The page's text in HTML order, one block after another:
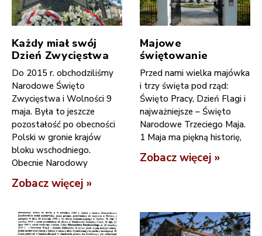
Każdy miał swój
Dzień Zwycięstwa
Do 2015 r. obchodziliśmy
Narodowe Święto
Zwycięstwa i Wolności 9
maja. Była to jeszcze
pozostałość po obecności
Polski w gronie krajów
bloku wschodniego.
Obecnie Narodowy
Zobacz więcej »
Majowe
świętowanie
Przed nami wielka majówka
i trzy święta pod rząd:
Święto Pracy, Dzień Flagi i
najważniejsze – Święto
Narodowe Trzeciego Maja.
1 Maja ma piękną historię,
Zobacz więcej »